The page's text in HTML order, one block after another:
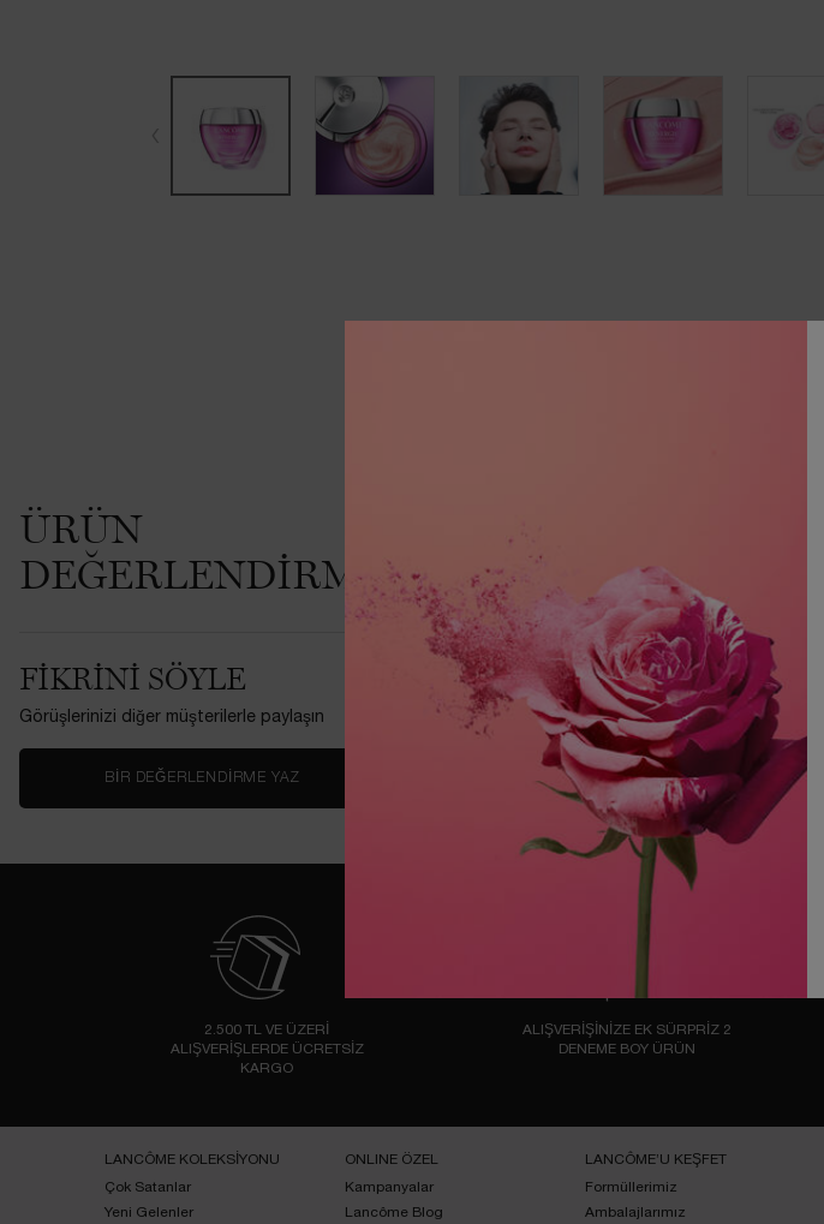
ÜRÜN
DEĞERLENDIRMELERI
FIKRINI SÖYLE
Görüşlerinizi diğer müşterilerle paylaşın
BIR DEĞERLENDIRME YAZ
Bu ürünü ilk inceleyen siz olun
2.500 TL VE ÜZERİ
ALIŞVERİŞLERDE ÜCRETSİZ
KARGO
ALIŞVERİŞİNİZE EK SÜRPRİZ 2
DENEME BOY ÜRÜN
LANCÔME KOLEKSİYONU
Çok Satanlar
Yeni Gelenler
ONLINE ÖZEL
Kampanyalar
Lancôme Blog
LANCÔME’U KEŞFET
Formüllerimiz
Ambalajlarımız